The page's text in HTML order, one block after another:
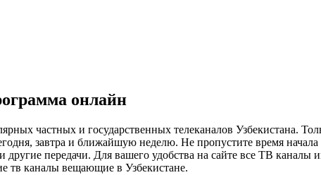
онлайн
частных и государственных телеканалов Узбекистана.
завтра и ближайшую неделю. Не пропустите время
передачи. Для вашего удобства на сайте все ТВ каналы
тв каналы вещающие в Узбекистане.